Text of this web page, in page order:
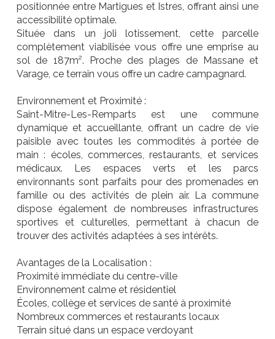
positionnée entre Martigues et Istres, offrant ainsi une
accessibilité optimale.
Située dans un joli lotissement, cette parcelle
complètement viabilisée vous offre une emprise au
sol de 187m². Proche des plages de Massane et
Varage, ce terrain vous offre un cadre campagnard.
Environnement et Proximité :
Saint-Mitre-Les-Remparts est une commune
dynamique et accueillante, offrant un cadre de vie
paisible avec toutes les commodités à portée de
main : écoles, commerces, restaurants, et services
médicaux. Les espaces verts et les parcs
environnants sont parfaits pour des promenades en
famille ou des activités de plein air. La commune
dispose également de nombreuses infrastructures
sportives et culturelles, permettant à chacun de
trouver des activités adaptées à ses intérêts.
Avantages de la Localisation :
Proximité immédiate du centre-ville
Environnement calme et résidentiel
Écoles, collège et services de santé à proximité
Nombreux commerces et restaurants locaux
Terrain situé dans un espace verdoyant